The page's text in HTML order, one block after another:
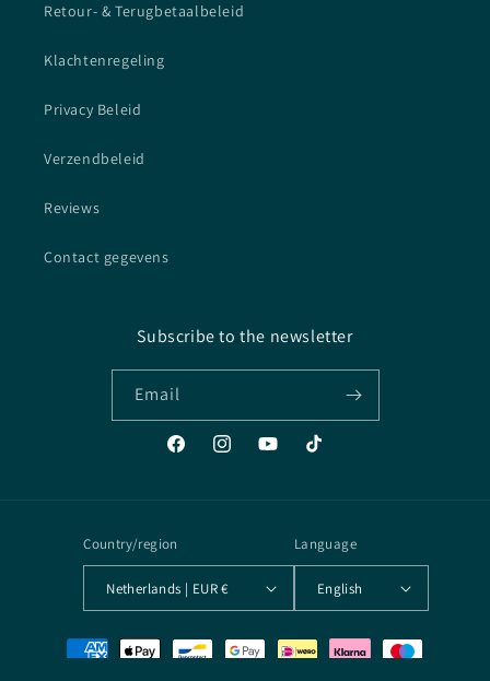
Retour- & Terugbetaalbeleid
Klachtenregeling
Privacy Beleid
Verzendbeleid
Reviews
Contact gegevens
Subscribe to the newsletter
Email
FacebookInstagramYouTubeTikTok
Country/region
Netherlands | EUR €
Language
English
Payment